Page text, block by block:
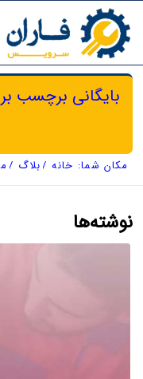
بایگانی برچسب
مکان شما: خانه /بلاگ /
نوشته‌ها